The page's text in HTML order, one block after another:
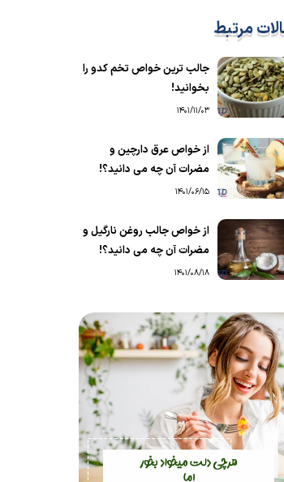
مرتبط
جالب ترین خواص تخم کدو را
بخوانید!
1401/11/03
از خواص عرق دارچین و
مضرات آن چه می دانید؟!
1401/06/15
از خواص جالب روغن نارگیل و
مضرات آن چه می دانید؟!
1401/08/18